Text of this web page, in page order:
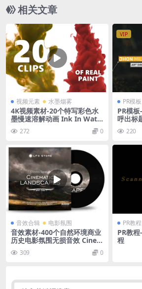
相关文章
视频元素 水墨烟雾
4K视频素材-20个特写彩色水
墨慢速溶解动画 Ink In Wate
r
272 0
VIP
PR模板
PR模
呼出标
220
音效合辑 电影氛围
音效素材-400个自然环境商业
历史电影氛围无损音效 Cinem
atic Landscapes
309 0
PR教程
PR教
程